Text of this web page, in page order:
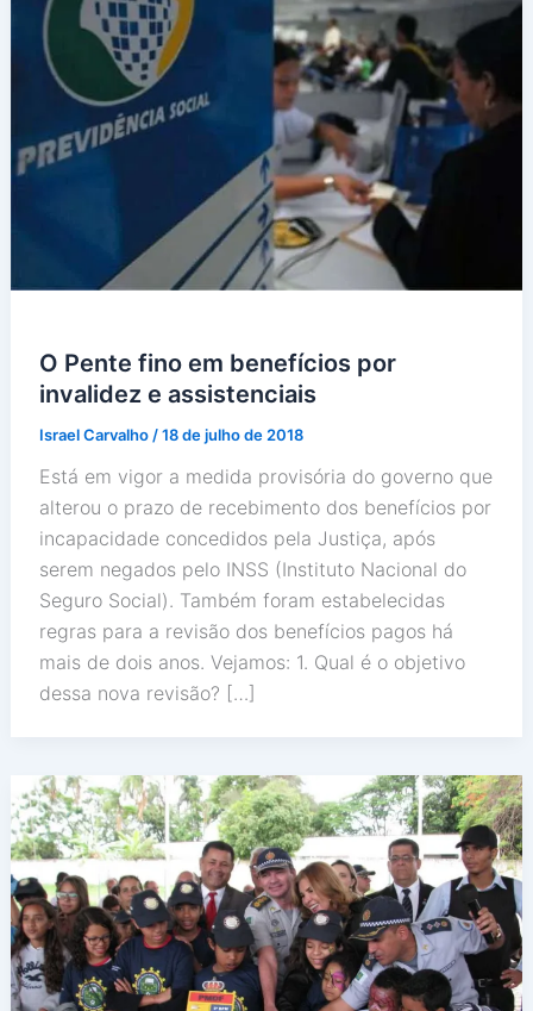
O Pente fino em benefícios por
invalidez e assistenciais
Israel Carvalho/18 de julho de 2018
Está em vigor a medida provisória do governo que
alterou o prazo de recebimento dos benefícios por
incapacidade concedidos pela Justiça, após
serem negados pelo INSS (Instituto Nacional do
Seguro Social). Também foram estabelecidas
regras para a revisão dos benefícios pagos há
mais de dois anos. Vejamos: 1. Qual é o objetivo
dessa nova revisão? […]